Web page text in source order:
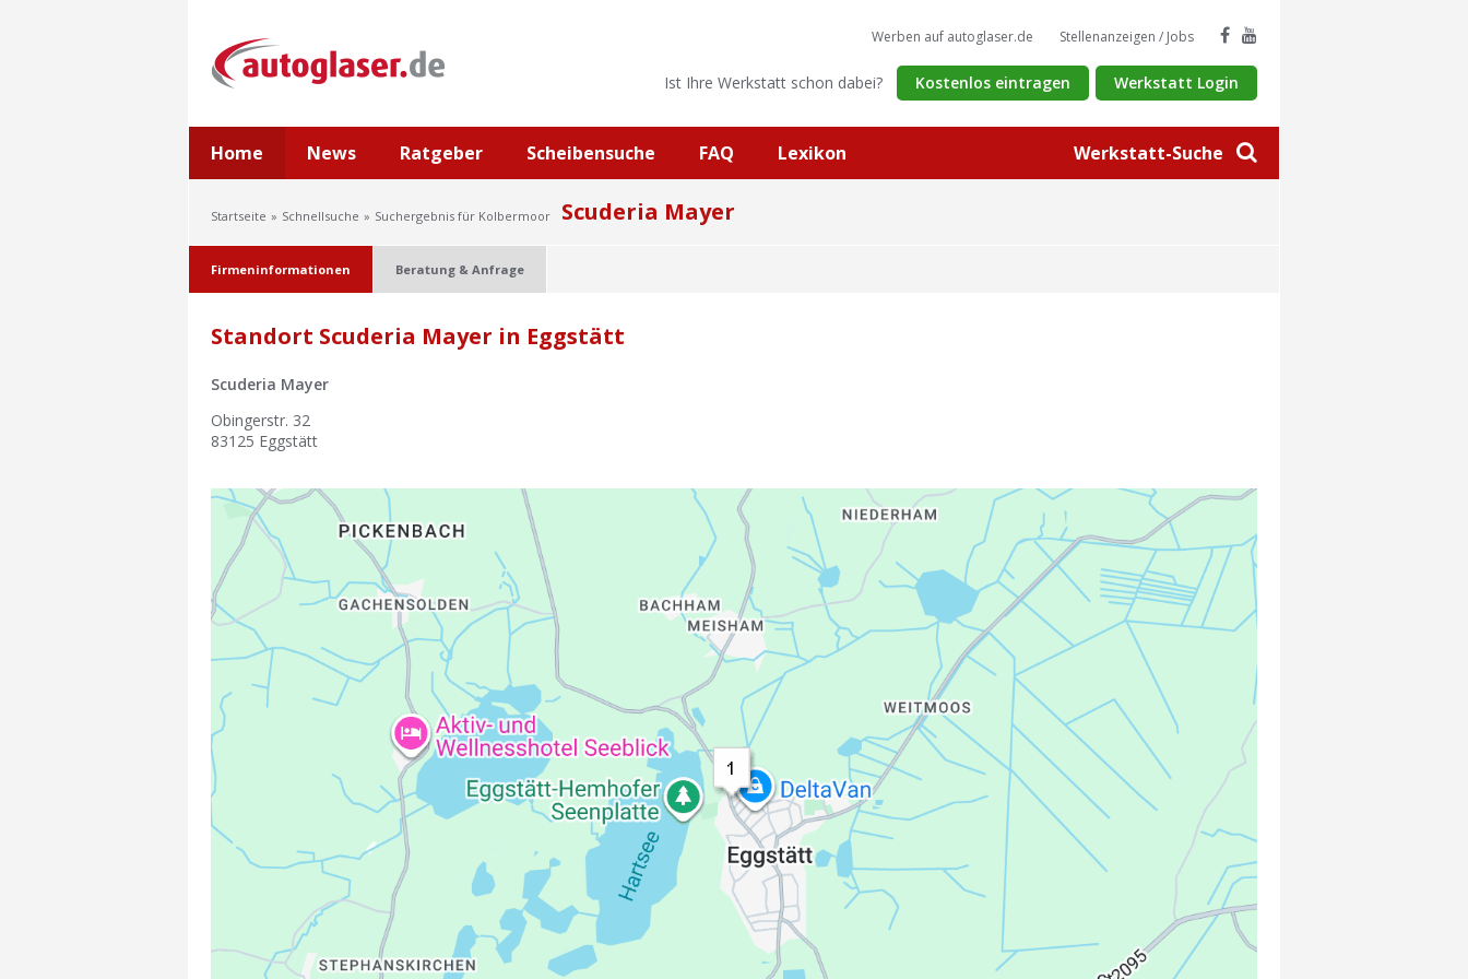
Werkstatt-Suche
Werben auf autoglaser.de Stellenanzeigen / Jobs
Ist Ihre Werkstatt schon dabei? Kostenlos eintragen Werkstatt Login
Home News Ratgeber Scheibensuche FAQ Lexikon
Startseite Schnellsuche Suchergebnis für Kolbermoor Scuderia Mayer
Firmeninformationen Beratung & Anfrage
Standort Scuderia Mayer in Eggstätt
Scuderia Mayer
Obingerstr. 32
83125 Eggstätt